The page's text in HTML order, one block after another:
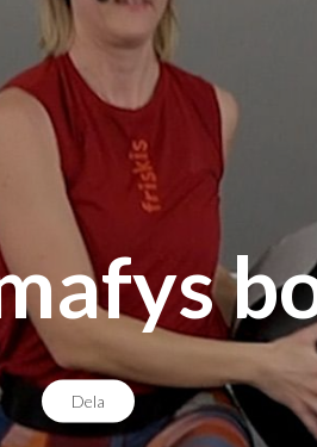
Dela